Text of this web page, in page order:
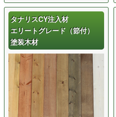
タナリスCY注入材
エリートグレード（節付）
塗装木材